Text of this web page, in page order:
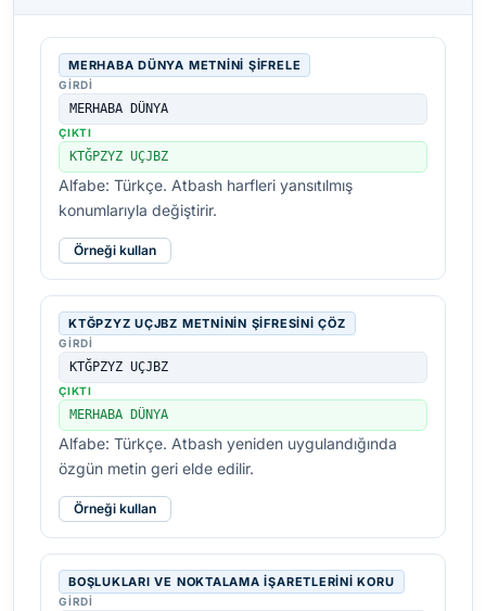
MERHABA DÜNYA METNINI ŞIFRELE
GIRDI
MERHABA DÜNYA
ÇIKTI
KTĞPZYZ UÇJBZ
Alfabe: Türkçe. Atbash harfleri yansıtılmış
konumlarıyla değiştirir.
Örneği kullan
KTĞPZYZ UÇJBZ METNININ ŞIFRESINI ÇÖZ
GIRDI
KTĞPZYZ UÇJBZ
ÇIKTI
MERHABA DÜNYA
Alfabe: Türkçe. Atbash yeniden uygulandığında
özgün metin geri elde edilir.
Örneği kullan
BOŞLUKLARI VE NOKTALAMA IŞARETLERINI KORU
GIRDI